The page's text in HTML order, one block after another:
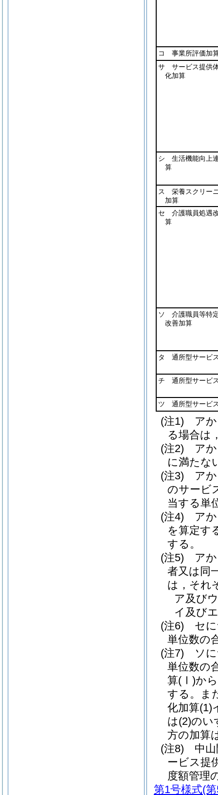
コ 事業所評価加
サ サービス提供
化加算
シ 生活機能向上
算
ス 栄養スクリー
加算
セ 介護職員処遇
算
ソ 介護職員等特
改善加算
タ 通所型サービ
チ 通所型サービ
ツ 通所型サービ
(注1) アか
る場合は
(注2) アか
に満たな
(注3) アか
のサービ
当する単
(注4) アか
を算定す
する。
(注5) アか
者又は同
は，それ
ア及び
イ及び
(注6) セに
単位数の
(注7) ソに
単位数の
算(Ⅰ)か
する。ま
化加算(1)
は(2)のい
方の加算
(注8) 中山
ービス提
度額管理
第1号様式(